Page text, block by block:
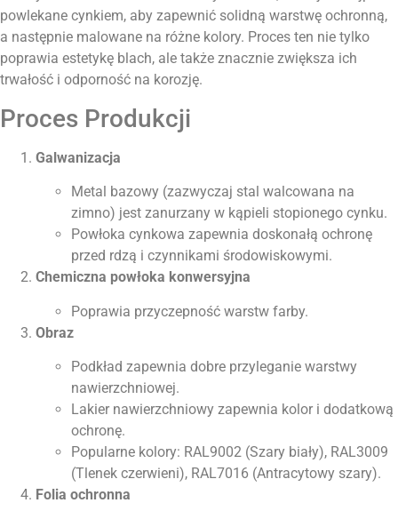
powlekane cynkiem, aby zapewnić solidną warstwę ochronną,
a następnie malowane na różne kolory. Proces ten nie tylko
poprawia estetykę blach, ale także znacznie zwiększa ich
trwałość i odporność na korozję.
Proces Produkcji
Galwanizacja
Metal bazowy (zazwyczaj stal walcowana na
zimno) jest zanurzany w kąpieli stopionego cynku.
Powłoka cynkowa zapewnia doskonałą ochronę
przed rdzą i czynnikami środowiskowymi.
Chemiczna powłoka konwersyjna
Poprawia przyczepność warstw farby.
Obraz
Podkład zapewnia dobre przyleganie warstwy
nawierzchniowej.
Lakier nawierzchniowy zapewnia kolor i dodatkową
ochronę.
Popularne kolory: RAL9002 (Szary biały), RAL3009
(Tlenek czerwieni), RAL7016 (Antracytowy szary).
Folia ochronna